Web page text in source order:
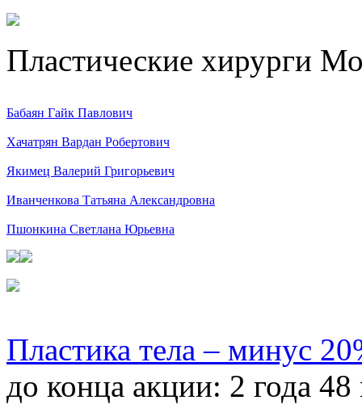
Пластические хирурги
Бабаян Гайк Павлович
Хачатрян Вардан Робертович
Якимец Валерий Григорьевич
Иванченкова Татьяна Александровна
Пшонкина Светлана Юрьевна
Пластика тела – минус
до конца акции: 2 года 48